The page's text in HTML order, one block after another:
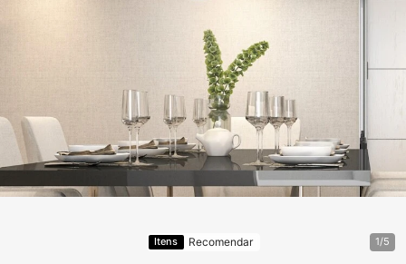
Itens Recomendar 1/5